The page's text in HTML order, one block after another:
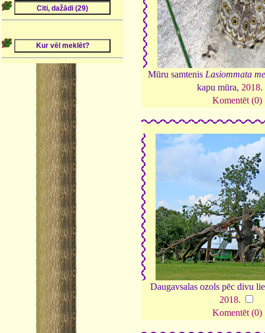
Mūru samtenis Lasiommata
kapu mūra, 2018.
Komentēt (0)
Daugavsalas ozols pēc divu
2018.
Komentēt (0)